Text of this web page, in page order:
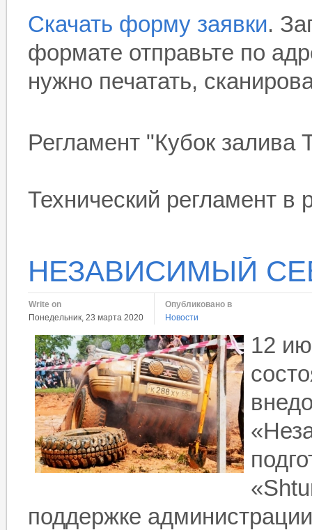
Скачать форму заявки.
формате отправьте по
нужно печатать,
Регламент "Кубок залива
Технический регламент в
НЕЗАВИСИМЫЙ
Write on
Понедельник, 23 марта 2020
Опубликовано в
Новости
12
«
поддержке